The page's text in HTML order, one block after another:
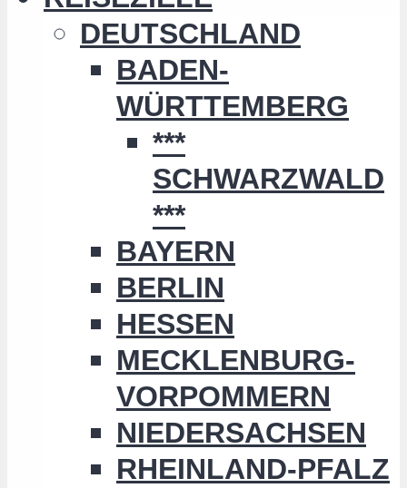
DEUTSCHLAND
BADEN-
WÜRTTEMBERG
***
SCHWARZWALD
***
BAYERN
BERLIN
HESSEN
MECKLENBURG-
VORPOMMERN
NIEDERSACHSEN
RHEINLAND-PFALZ